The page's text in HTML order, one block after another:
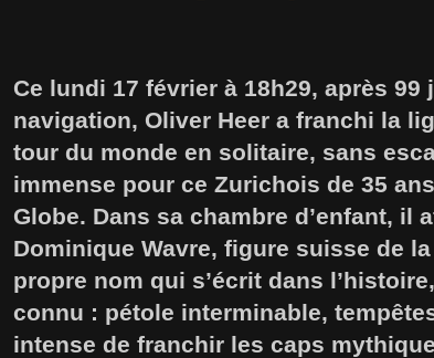
Ce lundi 17 février à 18h29, après
navigation, Oliver Heer a franchi la
tour du monde en solitaire, sans
immense pour ce Zurichois de 35
Globe. Dans sa chambre d’enfant, il
Dominique Wavre, figure suisse de
propre nom qui s’écrit dans
connu : pétole interminable,
intense de franchir les caps